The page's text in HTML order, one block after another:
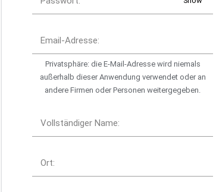
Email-Adresse:
Privatsphäre: die E-Mail-Adresse wird niemals
außerhalb dieser Anwendung verwendet oder an
andere Firmen oder Personen weitergegeben.
Vollständiger Name:
Ort: